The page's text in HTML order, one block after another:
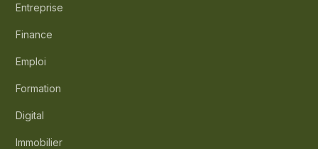
Entreprise
Finance
Emploi
Formation
Digital
Immobilier